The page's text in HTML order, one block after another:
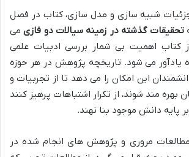
شبیه سازی و مدل سازی، کتاب در فصل
تحقیقات گذشته در زمینه سیالات دو فازیمی
کتاب اهمیت بی شمار بررسی ادبیات علمی
یادآور می شود. تاریخچه پژوهش در هر حوزه
این امکان را می دهد تا از تجربیات و
بهره مند شوند، از تکرار اشتباهات پرهیز کنند
پایه دانش موجود بنا نهند.
مطالعات مروری و پژوهش های انجام شده در